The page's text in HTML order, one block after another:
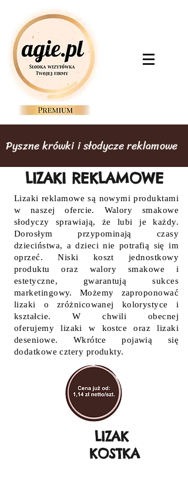
Pyszne krówki i słodycze reklamowe
LIZAKI REKLAMOWE
Lizaki reklamowe są nowymi produktami
w naszej ofercie. Walory smakowe
słodyczy sprawiają, że lubi je każdy.
Dorosłym przypominają czasy
dzieciństwa, a dzieci nie potrafią się im
oprzeć.Niski koszt jednostkowy
produktu oraz walory smakowe i
estetyczne, gwarantują sukces
marketingowy. Możemy zaproponować
lizaki o zróżnicowanej kolorystyce i
kształcie. W chwili obecnej
oferujemy lizaki w kostce oraz lizaki
deseniowe. Wkrótce pojawią się
dodatkowe cztery produkty.
LIZAK
KOSTKA